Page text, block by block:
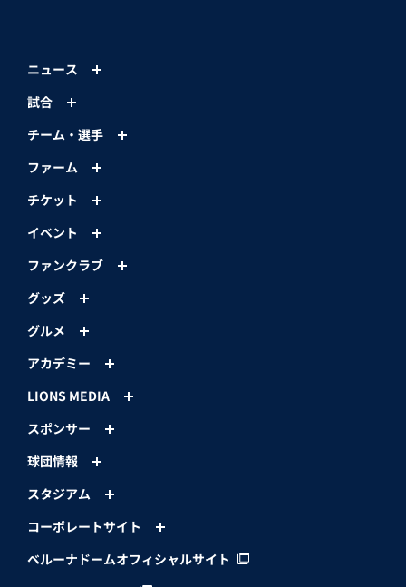
ニュース
試合
チーム・選手
ファーム
チケット
イベント
ファンクラブ
グッズ
グルメ
アカデミー
LIONS MEDIA
スポンサー
球団情報
スタジアム
コーポレートサイト
ベルーナドームオフィシャルサイト